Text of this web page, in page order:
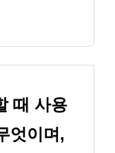
때 사용
엇이며,